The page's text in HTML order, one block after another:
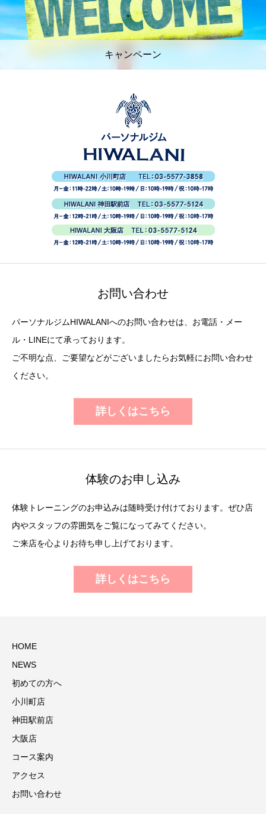
キャンペーン
お問い合わせ
パーソナルジムHIWALANIへのお問い合わせは、お電話・メー
ル・LINEにて承っております。
ご不明な点、ご要望などがございましたらお気軽にお問い合わせ
ください。
詳しくはこちら
体験のお申し込み
体験トレーニングのお申込みは随時受け付けております。ぜひ店
内やスタッフの雰囲気をご覧になってみてください。
ご来店を心よりお待ち申し上げております。
詳しくはこちら
HOME
NEWS
初めての方へ
小川町店
神田駅前店
大阪店
コース案内
アクセス
お問い合わせ